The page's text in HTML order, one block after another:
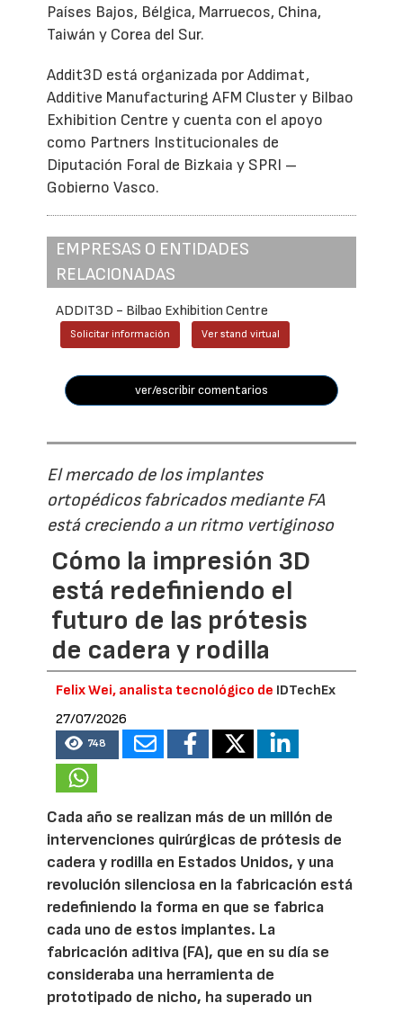
Países Bajos, Bélgica, Marruecos, China,
Taiwán y Corea del Sur.
Addit3D está organizada por Addimat,
Additive Manufacturing AFM Cluster y Bilbao
Exhibition Centre y cuenta con el apoyo
como Partners Institucionales de
Diputación Foral de Bizkaia y SPRI –
Gobierno Vasco.
EMPRESAS O ENTIDADES
RELACIONADAS
ADDIT3D - Bilbao Exhibition Centre
Solicitar información Ver stand virtual
ver/escribir comentarios
El mercado de los implantes
ortopédicos fabricados mediante FA
está creciendo a un ritmo vertiginoso
Cómo la impresión 3D
está redefiniendo el
futuro de las prótesis
de cadera y rodilla
Felix Wei, analista tecnológico de IDTechEx
27/07/2026
748
Cada año se realizan más de un millón de
intervenciones quirúrgicas de prótesis de
cadera y rodilla en Estados Unidos, y una
revolución silenciosa en la fabricación está
redefiniendo la forma en que se fabrica
cada uno de estos implantes. La
fabricación aditiva (FA), que en su día se
consideraba una herramienta de
prototipado de nicho, ha superado un